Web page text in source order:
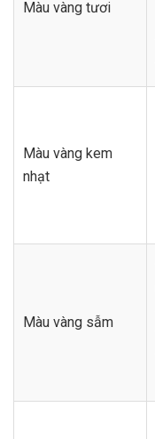
Màu vàng tươi
Màu vàng kem
nhạt
Màu vàng sẫm